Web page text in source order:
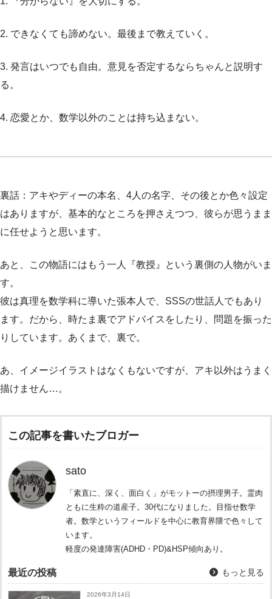
2. できなくても諦めない。最後まで教えていく。
3. 発言はいつでも自由。意見を否定するならちゃんと説明す
る。
4. 恋愛とか、数学以外のことは持ち込まない。
裏話：アキやディーの本名、4人の名字、その後とか色々設定
はありますが、基本的なところを押さえつつ、彼らが思うまま
に任せようと思います。
あと、この物語にはもう一人『教授』という裏側の人物がいま
す。
彼は真理を数学科に導いた張本人で、SSSの世話人でもあり
ます。だから、時たま裏でアドバイスをしたり、問題を振った
りしています。あくまで、裏で。
あ、イメージイラストはなくもないですが、アキ以外はうまく
描けません…。
この記事を書いたブロガー
sato
「素直に、深く、面白く」がモットーの摂理男子。霊肉
ともに生粋の道産子。30代になりました。目指せ数学
者。数学というフィールドを中心に教育界隈で色々して
います。
軽度の発達障害(ADHD・PD)&HSP傾向あり。
最近の投稿 もっと見る
2026年3月14日